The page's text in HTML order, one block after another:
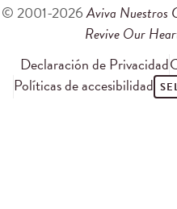
© 2001-2026Aviva Nuestros
Revive Our
Declaración de Privacidad
Políticas de accesibilidad